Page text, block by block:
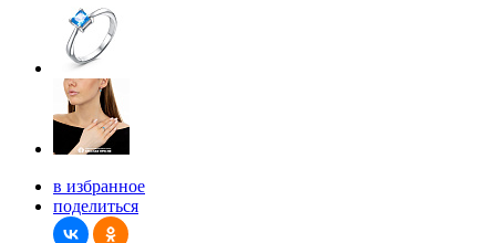
в избранное
поделиться